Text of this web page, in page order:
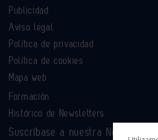
Publicidad
Aviso legal
Política de privacidad
Política de cookies
Mapa web
Formación
Histórico de Newsletters
Suscríbase a nuestra Newsletter